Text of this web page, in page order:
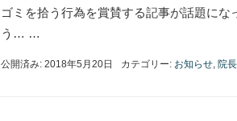
ゴミを拾う行為を賞賛する記事が話題に
う… …
公開済み: 2018年5月20日 カテゴリー: お知らせ, 院